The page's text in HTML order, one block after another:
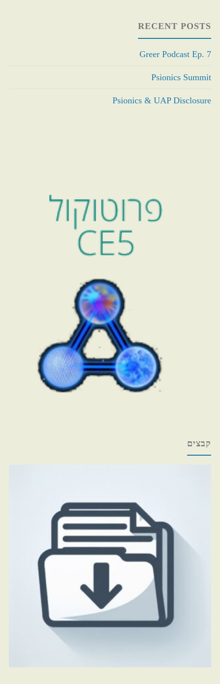
RECENT POSTS
Greer Podcast Ep. 7
Psionics Summit
Psionics & UAP Disclosure
קבצים